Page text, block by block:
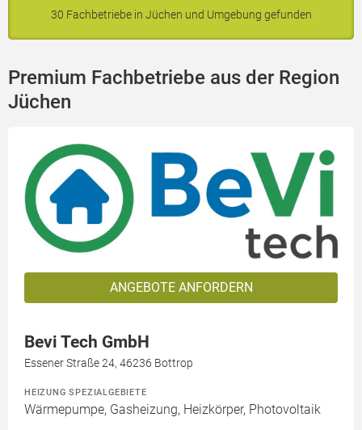
30 Fachbetriebe in Jüchen und Umgebung gefunden
Premium Fachbetriebe aus der Region
Jüchen
ANGEBOTE ANFORDERN
Bevi Tech GmbH
Essener Straße 24, 46236 Bottrop
HEIZUNG SPEZIALGEBIETE
Wärmepumpe, Gasheizung, Heizkörper, Photovoltaik